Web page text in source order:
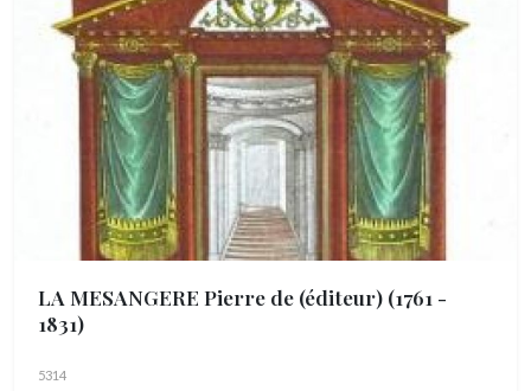
LA MESANGERE Pierre de (éditeur) (1761 -
1831)
5314